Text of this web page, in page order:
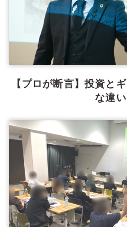
【プロが断言】投資と
な違い